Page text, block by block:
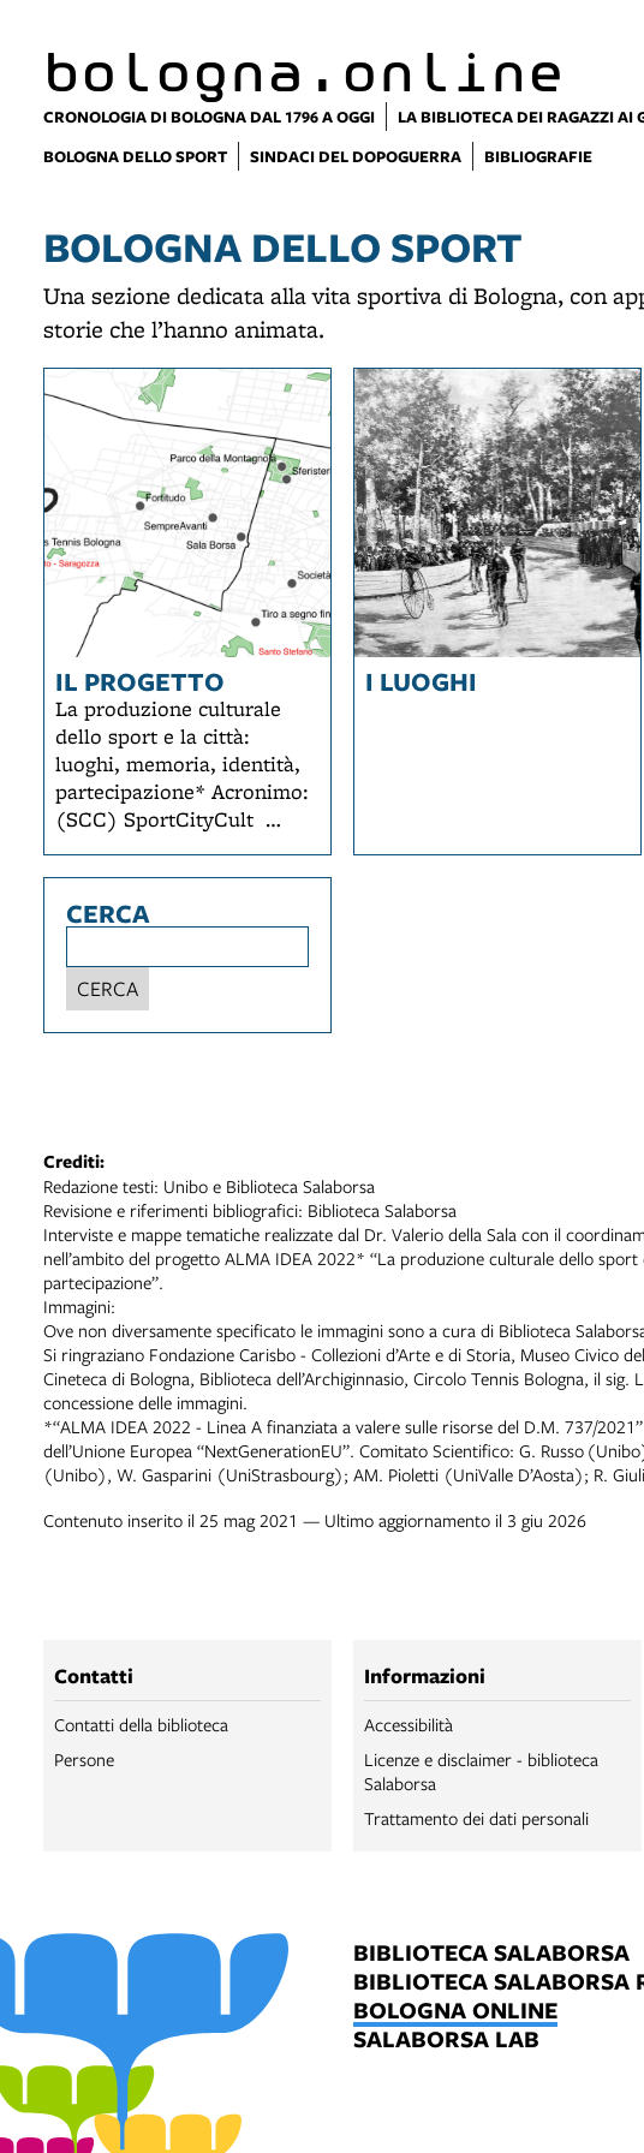
bologna.online
CRONOLOGIA DI BOLOGNA DAL 1796 A OGGI LA BIBLIOTECA DEI RAGAZZI AI
BOLOGNA DELLO SPORT
SINDACI DEL DOPOGUERRA BIBLIOGRAFIE
BOLOGNA DELLO SPORT
Una sezione dedicata alla vita sportiva di Bologna, con
storie che l’hanno animata.
IL PROGETTO
La produzione culturale
dello sport e la città:
luoghi, memoria, identità,
partecipazione* Acronimo:
(SCC) SportCityCult
l’obiettivo di ricostruire il
legame tra la città e lo
sport, riscoprendone le
tangibile e intangibile allo
scopo di valorizzare le
modalità con cui tale
dimensione economica),
rafforzando le molteplici
connessioni tra lo sport e
l’immagine della città.
I LUOGHI
CERCA
CERCA
Crediti:
Redazione testi: Unibo e Biblioteca Salaborsa
Revisione e riferimenti bibliografici: Biblioteca Salaborsa
Interviste e mappe tematiche realizzate dal Dr. Valerio della Sala con il
nell’ambito del progetto ALMA IDEA 2022* “La produzione culturale dello
partecipazione”.
Immagini:
Ove non diversamente specificato le immagini sono a cura di Biblioteca
Si ringraziano Fondazione Carisbo - Collezioni d’Arte e di Storia, Museo Civico
Cineteca di Bologna, Biblioteca dell’Archiginnasio, Circolo Tennis Bologna, il
concessione delle immagini.
*“ALMA IDEA 2022 - Linea A finanziata a valere sulle risorse del D.M. 737/
dell’Unione Europea “NextGenerationEU”. Comitato Scientifico: G. Russo
(Unibo), W. Gasparini (UniStrasbourg); AM. Pioletti (UniValle D’Aosta); R.
Contenuto inserito il 25 mag 2021 — Ultimo aggiornamento il 3 giu 2026
Contatti
Contatti della biblioteca
Persone
Informazioni
Accessibilità
Licenze e disclaimer - biblioteca
Salaborsa
Trattamento dei dati personali
BIBLIOTECA SALABORSA
BIBLIOTECA SALABORSA
BOLOGNA ONLINE
SALABORSA LAB